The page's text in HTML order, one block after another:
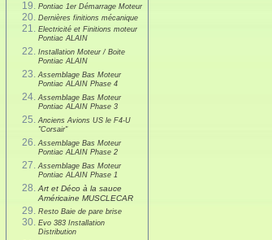
Pontiac 1er Démarrage Moteur
Dernières finitions mécanique
Electricité et Finitions moteur
Pontiac ALAIN
Installation Moteur / Boite
Pontiac ALAIN
Assemblage Bas Moteur
Pontiac ALAIN Phase 4
Assemblage Bas Moteur
Pontiac ALAIN Phase 3
Anciens Avions US le F4-U
"Corsair"
Assemblage Bas Moteur
Pontiac ALAIN Phase 2
Assemblage Bas Moteur
Pontiac ALAIN Phase 1
Art et Déco à la sauce
Américaine MUSCLECAR
Resto Baie de pare brise
Evo 383 Installation
Distribution